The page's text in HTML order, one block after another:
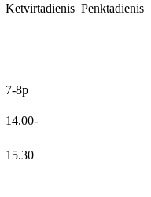
Ketvirtadienis Penktadienis
7-8p
14.00-
15.30